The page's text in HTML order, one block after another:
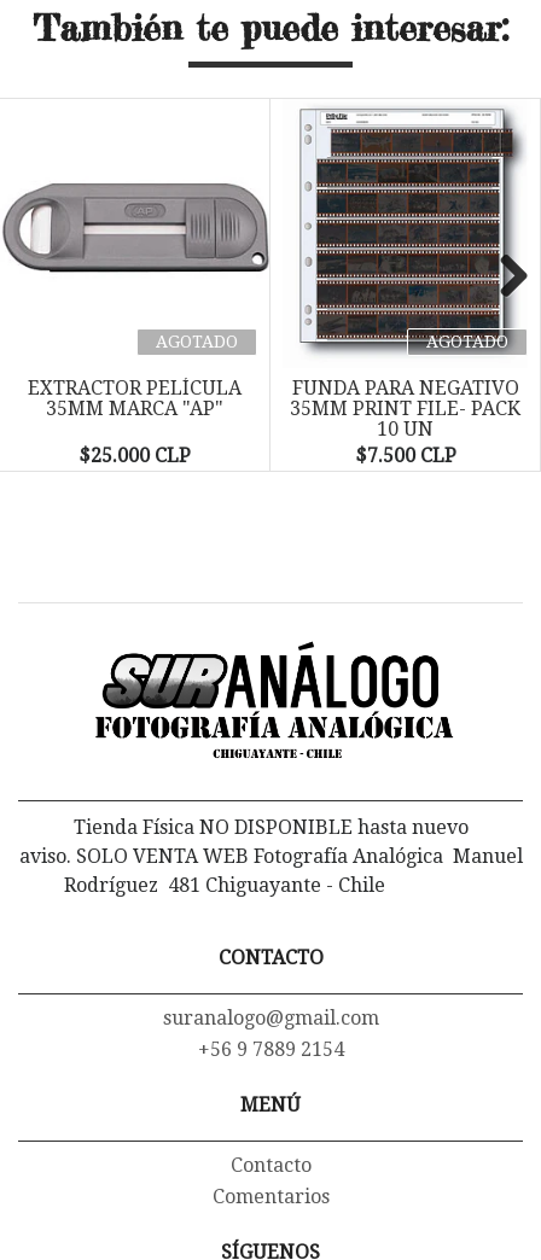
También te puede interesar:
AGOTADO
EXTRACTOR PELÍCULA
35MM MARCA "AP"
$25.000 CLP
AGOTADO
FUNDA PARA NEGATIVO
35MM PRINT FILE- PACK
10 UN
$7.500 CLP
Next
Tienda Física NO DISPONIBLE hasta nuevo
aviso. SOLO VENTA WEB Fotografía Analógica Manuel
Rodríguez 481 Chiguayante - Chile
CONTACTO
suranalogo@gmail.com
+56 9 7889 2154
MENÚ
Contacto
Comentarios
SÍGUENOS